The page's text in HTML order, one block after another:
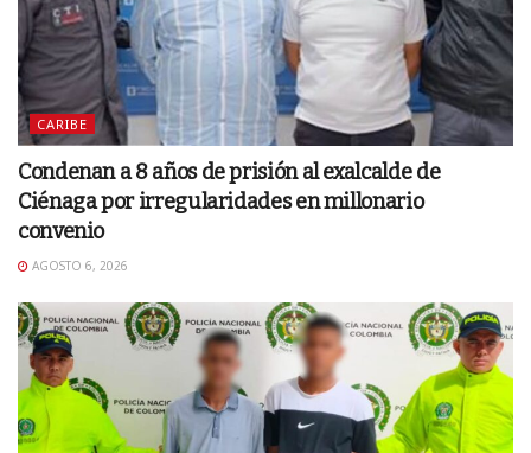
CARIBE
Condenan a 8 años de prisión al exalcalde de
Ciénaga por irregularidades en millonario
convenio
AGOSTO 6, 2026